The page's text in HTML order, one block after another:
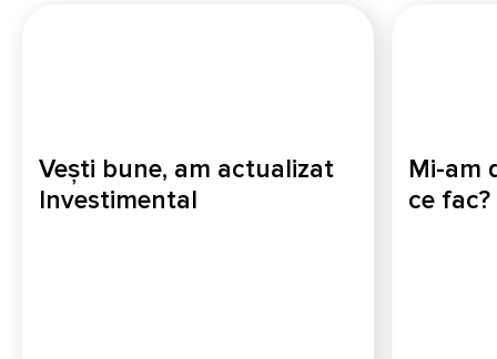
Vești bune, am actualizat
Investimental
Mi-am
ce fac?